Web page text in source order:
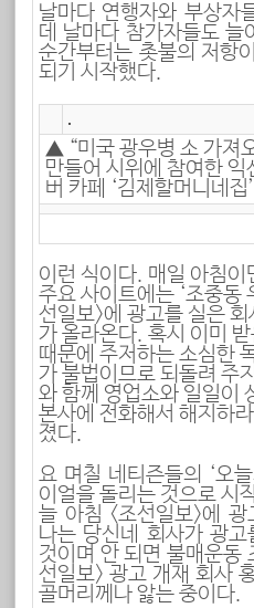
날마다 연행자와 부상자
데 날마다 참가자들도
순간부터는 촛불의 저항
되기 시작했다.
▲ “미국 광우병 소 가져
만들어 시위에 참여한 익
버 카페 ‘김제할머니네집
이런 식이다. 매일 아침
주요 사이트에는 ‘조중동
선일보>에 광고를 실은
가 올라온다. 혹시 이미
때문에 주저하는 소심한
가 불법이므로 되돌려 주
와 함께 영업소와 일일이
본사에 전화해서 해지하
졌다.
요 며칠 네티즌들의 ‘오
이얼을 돌리는 것으로 시
늘 아침 <조선일보>에
나는 당신네 회사가 광
것이며 안 되면 불매운동
선일보> 광고 개재 회사
골머리께나 앓는 중이다.